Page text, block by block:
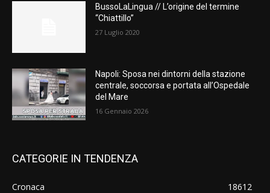
BussoLaLingua // L’origine del termine
“Chiattillo”
27 Luglio 2020
Napoli: Sposa nei dintorni della stazione
centrale, soccorsa e portata all’Ospedale
del Mare
16 Gennaio 2026
CATEGORIE IN TENDENZA
Cronaca
18612